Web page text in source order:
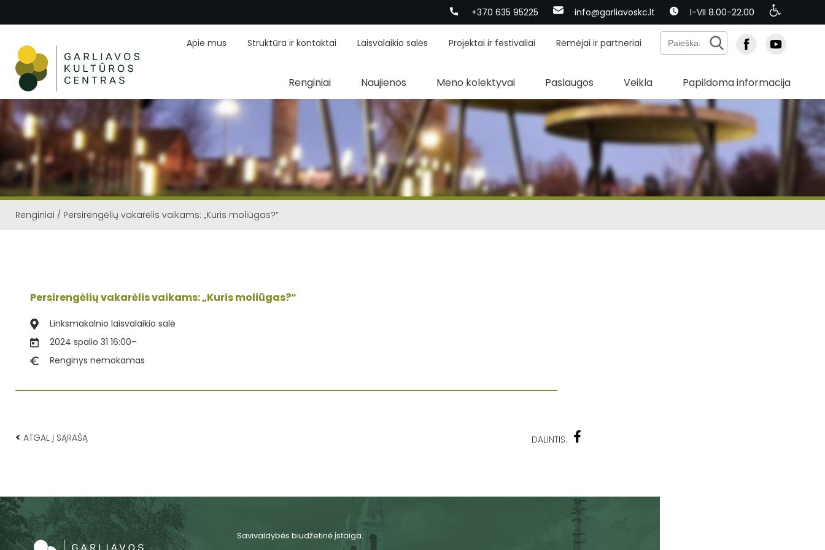
+370 635 95225 info@garliavoskc.lt I-VII 8.00-22.00
Apie mus Struktūra ir kontaktai Laisvalaikio salės Projektai ir festivaliai Rėmėjai ir partneriai
Renginiai Naujienos Meno kolektyvai Paslaugos Veikla Papildoma informacija
Renginiai / Persirengėlių vakarėlis vaikams: „Kuris moliūgas?“
Persirengėlių vakarėlis vaikams: „Kuris moliūgas?“
Linksmakalnio laisvalaikio salė
2024 spalio 31 16:00–
Renginys nemokamas
< ATGAL Į SĄRAŠĄ DALINTIS:
Savivaldybės biudžetinė įstaiga.